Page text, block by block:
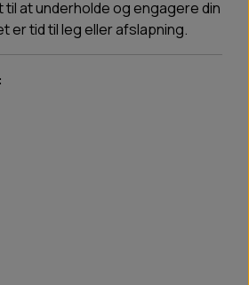
at underholde og engagere din
er tid til leg eller afslapning.